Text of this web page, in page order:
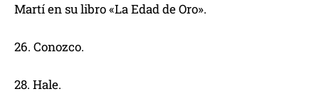
Martí en su libro «La Edad de Oro».
26. Conozco.
28. Hale.